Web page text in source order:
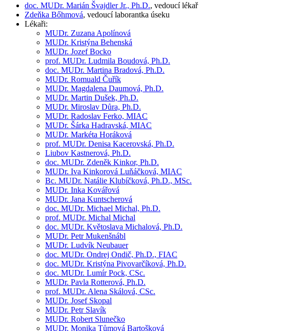
doc. MUDr. Marián Švajdler Jr., Ph.D., vedoucí lékař
Zdeňka Bőhmová, vedoucí laborantka úseku
Lékaři:
MUDr. Zuzana Apolínová
MUDr. Kristýna Behenská
MUDr. Jozef Bocko
prof. MUDr. Ludmila Boudová, Ph.D.
doc. MUDr. Martina Bradová, Ph.D.
MUDr. Romuald Čuřík
MUDr. Magdalena Daumová, Ph.D.
MUDr. Martin Dušek, Ph.D.
MUDr. Miroslav Důra, Ph.D.
MUDr. Radoslav Ferko, MIAC
MUDr. Šárka Hadravská, MIAC
MUDr. Markéta Horáková
prof. MUDr. Denisa Kacerovská, Ph.D.
Liubov Kastnerová, Ph.D.
doc. MUDr. Zdeněk Kinkor, Ph.D.
MUDr. Iva Kinkorová Luňáčková, MIAC
Bc. MUDr. Natálie Klubíčková, Ph.D., MSc.
MUDr. Inka Kovářová
MUDr. Jana Kuntscherová
doc. MUDr. Michael Michal, Ph.D.
prof. MUDr. Michal Michal
doc. MUDr. Květoslava Michalová, Ph.D.
MUDr. Petr Mukenšnábl
MUDr. Ludvík Neubauer
doc. MUDr. Ondrej Ondič, Ph.D., FIAC
doc. MUDr. Kristýna Pivovarčíková, Ph.D.
doc. MUDr. Lumír Pock, CSc.
MUDr. Pavla Rotterová, Ph.D.
prof. MUDr. Alena Skálová, CSc.
MUDr. Josef Skopal
MUDr. Petr Slavík
MUDr. Robert Slunečko
MUDr. Monika Tůmová Bartošková